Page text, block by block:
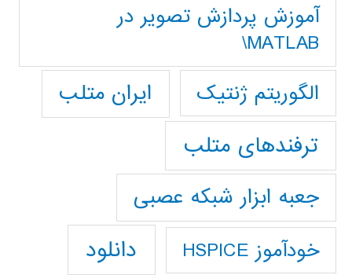
آموزش پردازش تصوير در
MATLAB\
الگوریتم ژنتیک
ایران متلب
ترفندهای متلب
جعبه ابزار شبکه عصبی
خودآموز HSPICE دانلود